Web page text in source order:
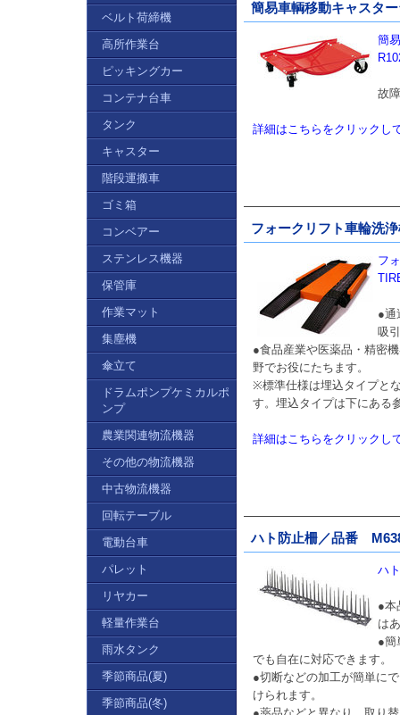
簡易車輌移動キャスタ
簡
故
詳細はこちらをクリックし
フォークリフト車輪洗
フ
●通
吸
●食品産業や医薬品・精密
野でお役にたちます。
※標準仕様は埋込タイプと
す。埋込タイプは下にある
詳細はこちらをクリックし
ハト防止柵／品番
ハ
●本
は
●簡
でも自在に対応できます。
●切断などの加工が簡単に
けられます。
ベルト荷締機
高所作業台
ピッキングカー
コンテナ台車
タンク
キャスター
階段運搬車
ゴミ箱
コンベアー
ステンレス機器
保管庫
作業マット
集塵機
傘立て
ドラムポンプケミカルポ
ンプ
農業関連物流機器
その他の物流機器
中古物流機器
回転テーブル
電動台車
パレット
リヤカー
軽量作業台
雨水タンク
季節商品(夏)
季節商品(冬)